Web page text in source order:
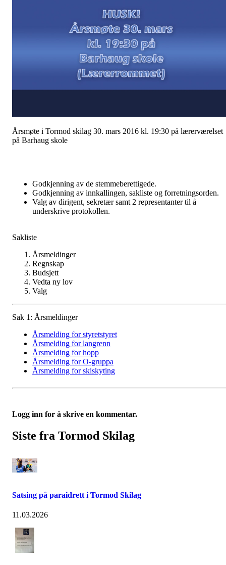
Årsmøte i Tormod skilag 30. mars 2016 kl. 19:30 på lærerværelset
på Barhaug skole
Godkjenning av de stemmeberettigede.
Godkjenning av innkallingen, sakliste og forretningsorden.
Valg av dirigent, sekretær samt 2 representanter til å
underskrive protokollen.
Sakliste
Årsmeldinger
Regnskap
Budsjett
Vedta ny lov
Valg
Sak 1: Årsmeldinger
Årsmelding for styretstyret
Årsmelding for langrenn
Årsmelding for hopp
Årsmelding for O-gruppa
Årsmelding for skiskyting
Logg inn for å skrive en kommentar.
Siste fra Tormod Skilag
Satsing på paraidrett i Tormod Skilag
11.03.2026